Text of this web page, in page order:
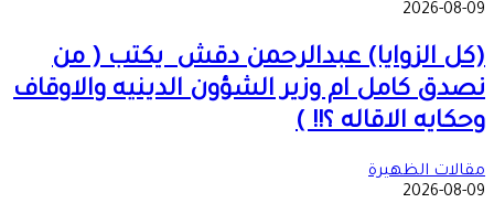
2026-08-09
(كل الزوايا) عبدالرحمن دقش يكتب ( من
نصدق كامل ام وزير الشؤون الدينيه والاوقاف
وحكايه الاقاله ؟!! )
مقالات الظهيرة
2026-08-09